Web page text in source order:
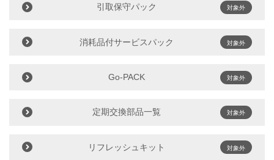
引取保守パック 対象外
消耗品付サービスパック 対象外
Go-PACK 対象外
定期交換部品一覧 対象外
リフレッシュキット 対象外